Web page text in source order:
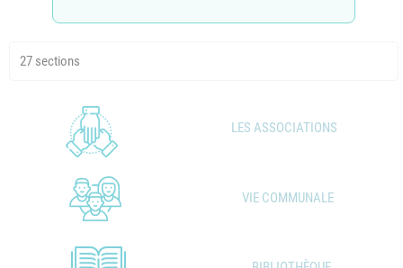
27 sections
LES ASSOCIATIONS
VIE COMMUNALE